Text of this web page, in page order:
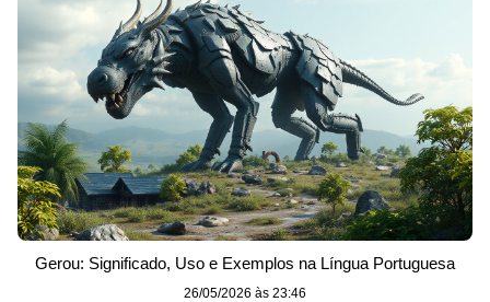
Gerou: Significado, Uso e Exemplos na Língua Portuguesa
26/05/2026 às 23:46